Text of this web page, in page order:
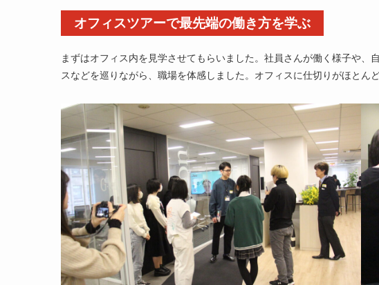
オフィスツアーで最先端の働き方を学ぶ
まずはオフィス内を見学させてもらいました。社員さんが働く様子や
スなどを巡りながら、職場を体感しました。オフィスに仕切りがほとん